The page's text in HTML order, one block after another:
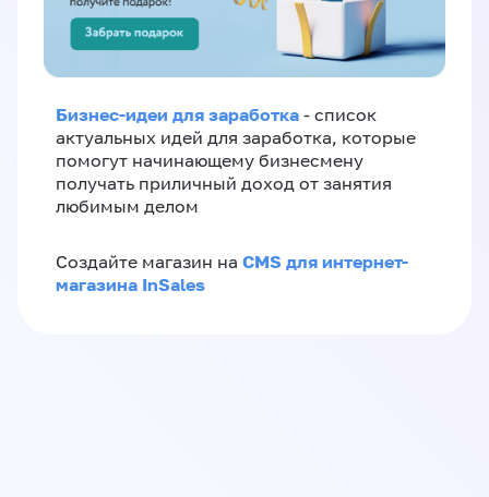
Бизнес-идеи для заработка - список
актуальных идей для заработка, которые
помогут начинающему бизнесмену
получать приличный доход от занятия
любимым делом
Создайте магазин на CMS для интернет-
магазина InSales